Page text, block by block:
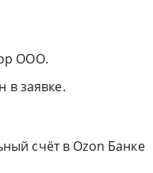
ООО.
в заявке.
счёт в Ozon Банке